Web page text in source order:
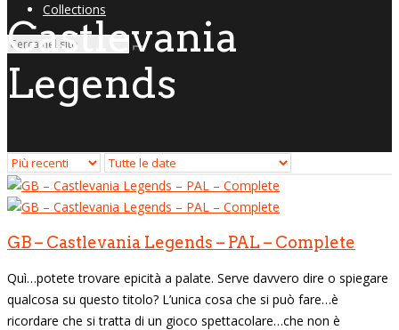
Collections
Castlevania
Legends
GB – Castlevania Legends – PAL – Complete
Quì…potete trovare epicità a palate. Serve davvero dire o spiegare
qualcosa su questo titolo? L’unica cosa che si può fare…è
ricordare che si tratta di un gioco spettacolare…che non è